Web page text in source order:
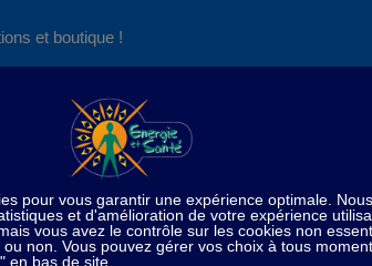
et boutique !
Nos produits succès
Découvrez aussi notre site de
consultations et de formations